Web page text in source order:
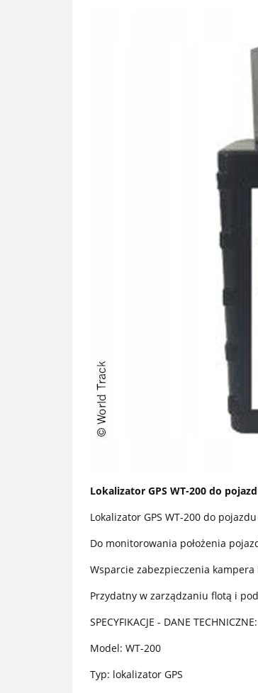
Lokalizator GPS WT-200 do
Lokalizator GPS WT-200 do pojazdu
Do monitorowania położenia
Wsparcie zabezpieczenia kampera
Przydatny w zarządzaniu flotą i
SPECYFIKACJE - DANE TECHNICZNE:
Model: WT-200
Typ: lokalizator GPS